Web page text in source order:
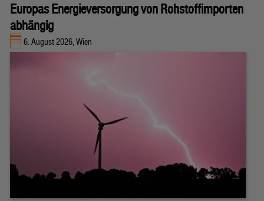
Europas Energieversorgung von Rohstoffimporten
abhängig
6. August 2026, Wien